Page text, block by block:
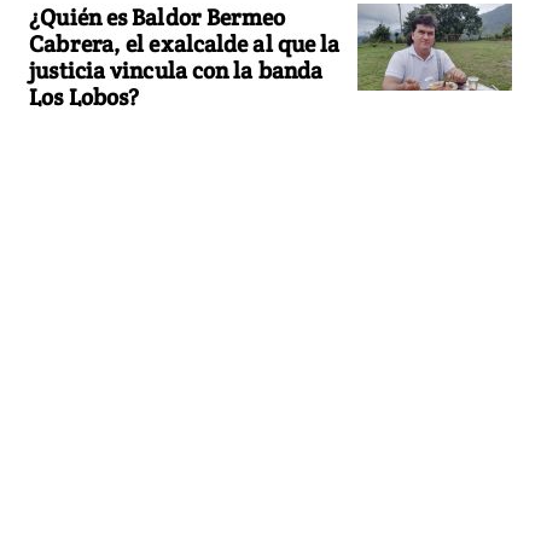
¿Quién es Baldor Bermeo
Cabrera, el exalcalde al que la
justicia vincula con la banda
Los Lobos?